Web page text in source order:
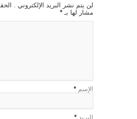
لن يتم نشر البريد الإلكتروني .
مشار لها بـ *
الإسم *
البريد *